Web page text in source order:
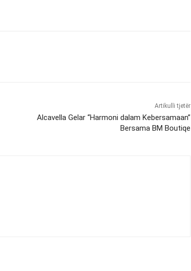
Artikulli tjetër
Alcavella Gelar “Harmoni dalam Kebersamaan”
Bersama BM Boutiqe